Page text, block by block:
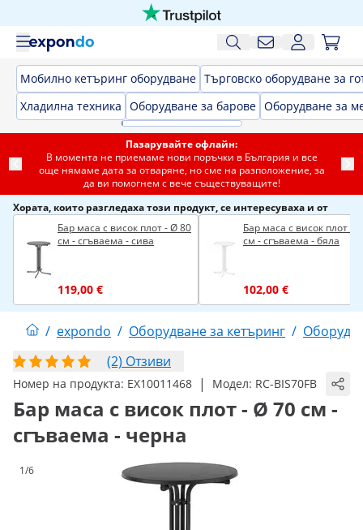
Мобилно кетъринг оборудване Търговско оборудване за
Хладилна техника Оборудване за барове Оборудване за
Пазарувайте офлайн:
В момента не приемаме нови поръчки в България и все
още нямаме дата за отваряне, но сме на разположение, за
да ви помогнем с вече съществуващите!
Хората, които разгледаха този продукт, се интересуваха и от
Бар маса с висок плот - Ø 80
см - сгъваема - сива
119,00 €
Бар маса с висок плот -
см - сгъваема - бяла
102,00 €
/ expondo / Оборудване за кетъринг /
(2) Отзиви
Номер на продукта: EX10011468 | Модел: RC-BIS70FB
Бар маса с висок плот - Ø 70 см -
сгъваема - черна
1/6